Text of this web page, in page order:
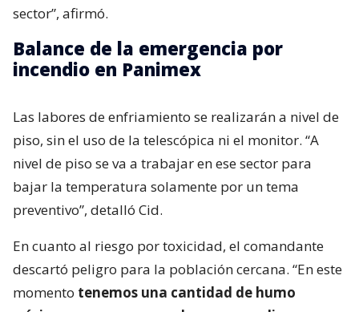
sector”, afirmó.
Balance de la emergencia por
incendio en Panimex
Las labores de enfriamiento se realizarán a nivel de
piso, sin el uso de la telescópica ni el monitor. “A
nivel de piso se va a trabajar en ese sector para
bajar la temperatura solamente por un tema
preventivo”, detalló Cid.
En cuanto al riesgo por toxicidad, el comandante
descartó peligro para la población cercana. “En este
momento tenemos una cantidad de humo